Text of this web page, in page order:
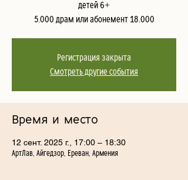
детей 6+
5.000 драм или абонемент 18.000
Регистрация закрыта
Смотреть другие события
Время и место
12 сент. 2025 г., 17:00 – 18:30
АртЛав, Айгедзор, Ереван, Армения